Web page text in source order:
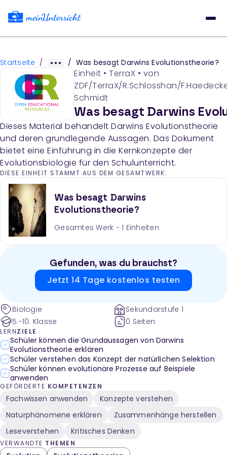
Startseite / / Was besagt Darwins Evolutionstheorie?
Einheit • TerraX • von
ZDF/TerraX/R.Schlosshan/
Schmidt
Was besagt Darwins
Dieses Material behandelt Darwins Evolutionstheorie
und deren grundlegende Aussagen. Das Dokument
bietet eine Einführung in die Kernkonzepte der
Evolutionsbiologie für den Schulunterricht.
DIESE EINHEIT STAMMT AUS DEM GESAMTWERK:
Was besagt Darwins
Evolutionstheorie?
Gesamtes Werk - 1 Einheiten
Gefunden, was du brauchst?
Jetzt 14 Tage kostenlos testen
Biologie
5.-10. Klasse
Sekundarstufe 1
0 Seiten
LERNZIELE
Schüler können die Grundaussagen von Darwins
Evolutionstheorie erklären
Schüler verstehen das Konzept der natürlichen Selektion
Schüler können evolutionäre Prozesse auf Beispiele
anwenden
GEFÖRDERTE KOMPETENZEN
Fachwissen anwenden
Konzepte verstehen
Naturphänomene erklären
Zusammenhänge herstellen
Leseverstehen
Kritisches Denken
VERWANDTE THEMEN